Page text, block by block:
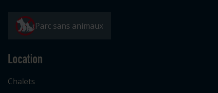
Parc sans animaux
Location
Chalets